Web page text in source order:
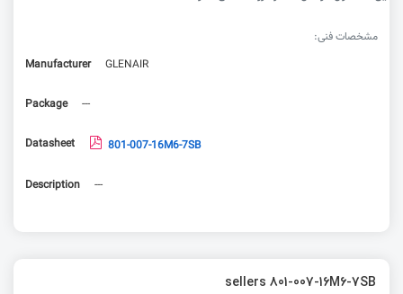
مشخصات فنی:
Manufacturer
GLENAIR
Package ---
Datasheet 801-007-16M6-7SB
Description ---
sellers 801-007-16M6-7SB